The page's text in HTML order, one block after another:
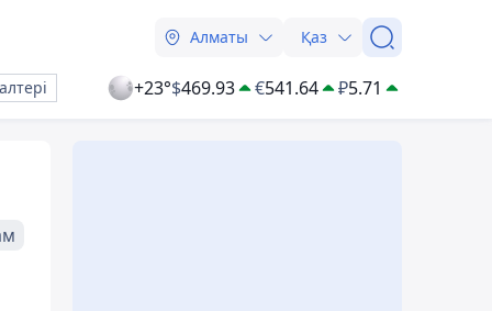
Алматы Қаз
+23°$469.93 €541.64 ₽5.71